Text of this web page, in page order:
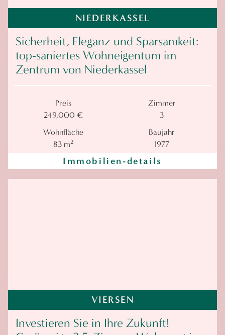
NIEDERKASSEL
Sicherheit, Eleganz und Sparsamkeit:
top-saniertes Wohneigentum im
Zentrum von Niederkassel
Preis
249,000 €
Zimmer
3
Wohnfläche
83 m2
Baujahr
1977
Immobilien-details
VIERSEN
Investieren Sie in Ihre Zukunft!